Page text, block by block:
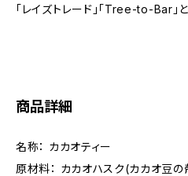
「レイズトレード」「Tree-to-Bar」
商品詳細
名称： カカオティー
原材料： カカオハスク(カカオ豆の